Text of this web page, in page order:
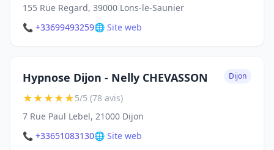
155 Rue Regard, 39000 Lons-le-Saunier
📞 +33699493259🌐 Site web
Hypnose Dijon - Nelly CHEVASSON Dijon
★★★★★5/5 (78 avis)
7 Rue Paul Lebel, 21000 Dijon
📞 +33651083130🌐 Site web